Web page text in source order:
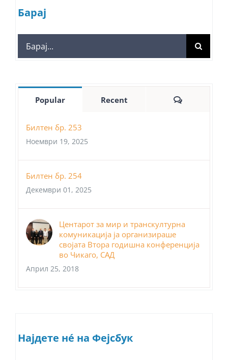
Барај
Search
for:
Popular Recent Comments
Билтен бр. 253
Ноември 19, 2025
Билтен бр. 254
Декември 01, 2025
Центарот за мир и транскултурна
комуникација ја организираше
својата Втора годишна конференција
во Чикаго, САД
Април 25, 2018
Најдете нé на Фејсбук